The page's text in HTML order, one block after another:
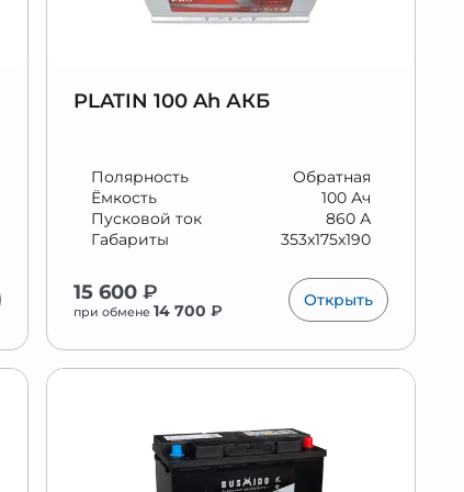
PLATIN 100 Ah АКБ
Обратная
Полярность
100 Ач
Ёмкость
860 А
Пусковой ток
353x175x190
Габариты
15 600₽
при обмене14 700₽
Открыть